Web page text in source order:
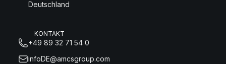
Deutschland
KONTAKT
+49 89 32 71 54 0
infoDE@amcsgroup.com